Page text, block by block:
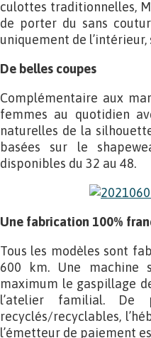
culottes traditionnelles,
de porter du sans
uniquement de
De belles coupes
Complémentaire aux
femmes au quotidien
naturelles de la
basées sur le
disponibles du 32 au 48.
Une fabrication 100%
Tous les modèles sont
600 km. Une machine
maximum le gaspillage
l’atelier familial.
recyclés/recyclables,
l’émetteur de paiement